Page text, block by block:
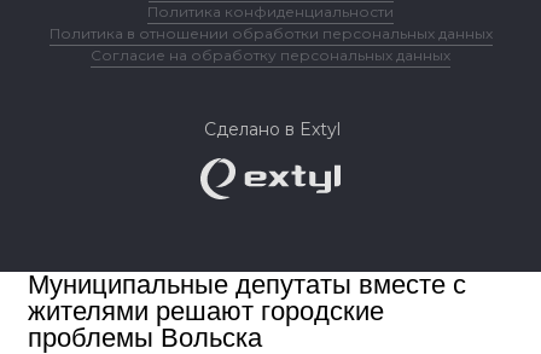
Политика конфиденциальности
Политика в отношении обработки персональных данных
Согласие на обработку персональных данных
Сделано в Extyl
Муниципальные депутаты вместе с
жителями решают городские
проблемы Вольска